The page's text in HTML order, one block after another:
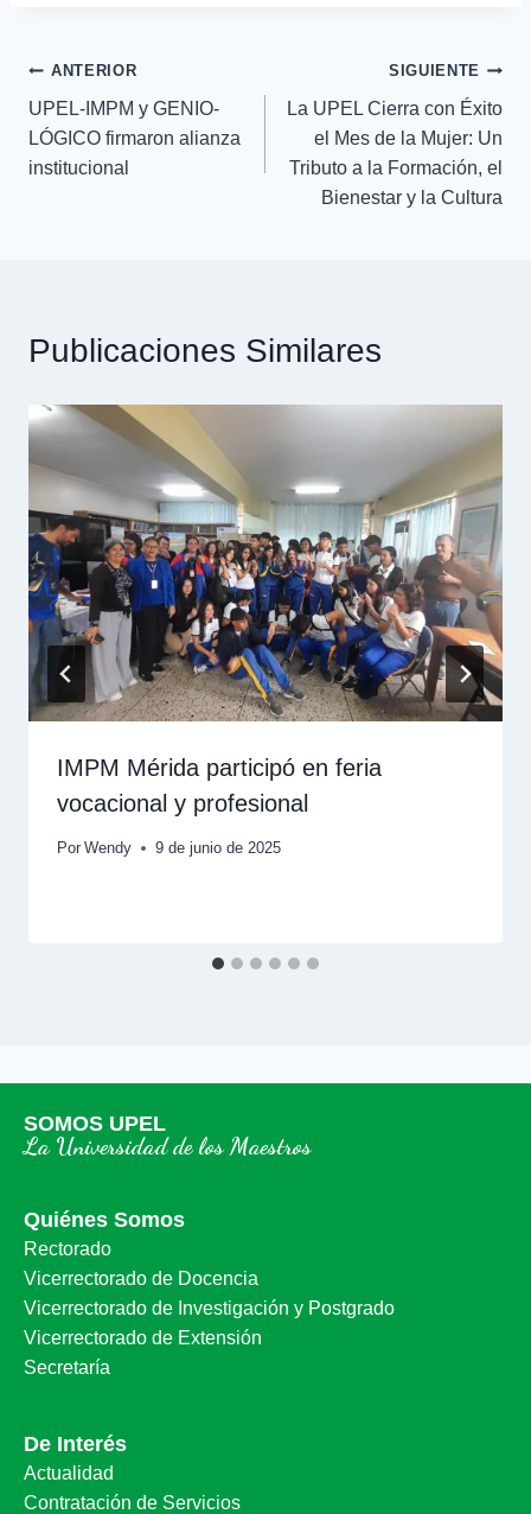
ANTERIOR
UPEL-IMPM y GENIO-
LÓGICO firmaron alianza
institucional
SIGUIENTE
La UPEL Cierra con Éxito
el Mes de la Mujer: Un
Tributo a la Formación, el
Bienestar y la Cultura
Publicaciones Similares
IMPM Mérida participó en feria
vocacional y profesional
Por Wendy 9 de junio de 2025
SOMOS UPEL
La Universidad de los Maestros
Quiénes Somos
Rectorado
Vicerrectorado de Docencia
Vicerrectorado de Investigación y Postgrado
Vicerrectorado de Extensión
Secretaría
De Interés
Actualidad
Contratación de Servicios